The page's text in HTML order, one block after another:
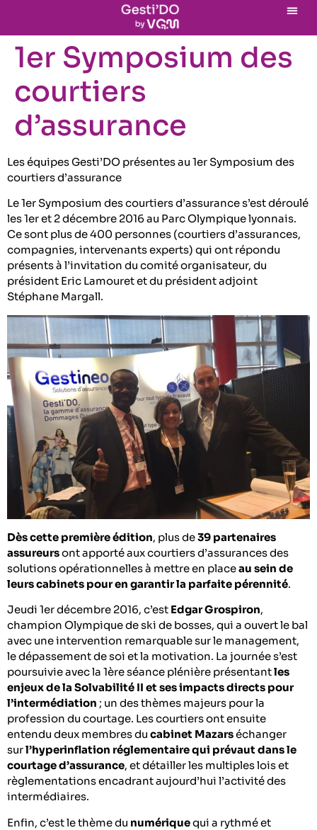
1er Symposium des
courtiers
d’assurance
Les équipes Gesti’DO présentes au 1er Symposium des
courtiers d’assurance
Le 1er Symposium des courtiers d’assurance s’est déroulé
les 1er et 2 décembre 2016 au Parc Olympique lyonnais.
Ce sont plus de 400 personnes (courtiers d’assurances,
compagnies, intervenants experts) qui ont répondu
présents à l’invitation du comité organisateur, du
président Eric Lamouret et du président adjoint
Stéphane Margall.
Dès cette première édition, plus de39 partenaires
assureursont apporté aux courtiers d’assurances des
solutions opérationnelles à mettre en placeau sein de
leurs cabinets pour en garantir la parfaite pérennité.
Jeudi 1er décembre 2016, c’est Edgar Grospiron,
champion Olympique de ski de bosses, qui a ouvert le bal
avec une intervention remarquable sur le management,
le dépassement de soi et la motivation. La journée s’est
poursuivie avec la 1ère séance plénière présentantles
enjeux de la Solvabilité II et ses impacts directs pour
l’intermédiation ; un des thèmes majeurs pour la
profession du courtage. Les courtiers ont ensuite
entendu deux membres du cabinet Mazarséchanger
surl’hyperinflation réglementaire qui prévaut dans le
courtage d’assurance, et détailler les multiples lois et
règlementations encadrant aujourd’hui l’activité des
intermédiaires.
Enfin, c’est le thème du numériquequi a rythmé et